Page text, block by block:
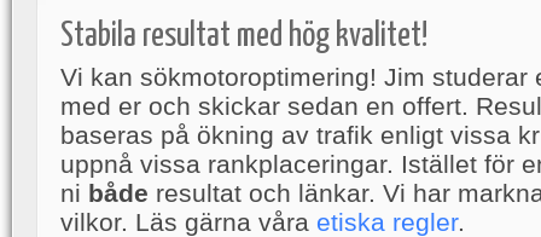
Stabila resultat med hög kvalitet!
Vi kan sökmotoroptimering! Jim studerar
med er och skickar sedan en offert.
baseras på ökning av trafik enligt vissa
uppnå vissa rankplaceringar. Istället för
ni både resultat och länkar. Vi har
vilkor. Läs gärna våra etiska regler.